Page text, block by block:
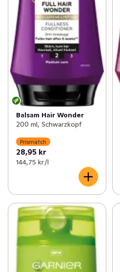
Balsam Hair Wonder
200 ml, Schwarzkopf
Prismatch
28,95 kr
144,75 kr /l